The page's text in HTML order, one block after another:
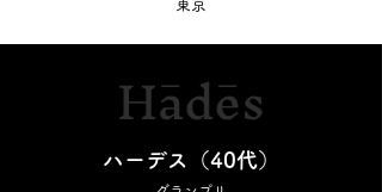
東京
Hādēs
ハーデス（40代）